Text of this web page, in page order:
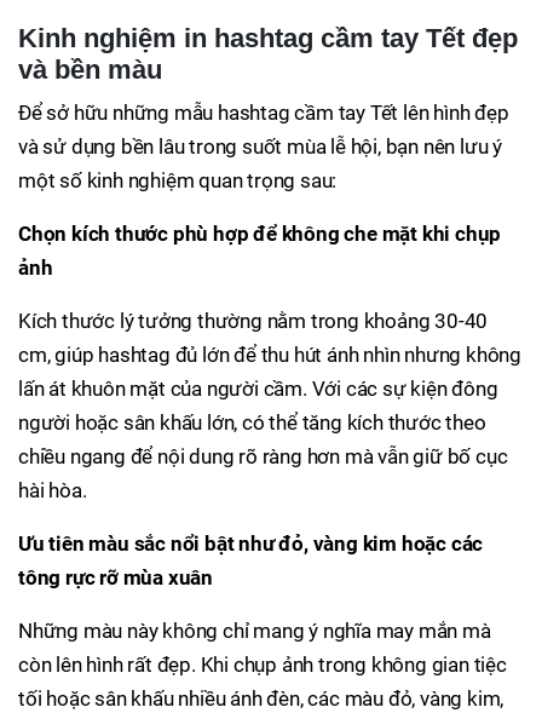
Kinh nghiệm in hashtag cầm tay Tết đẹp
và bền màu
Để sở hữu những mẫu hashtag cầm tay Tết lên hình đẹp
và sử dụng bền lâu trong suốt mùa lễ hội, bạn nên lưu ý
một số kinh nghiệm quan trọng sau:
Chọn kích thước phù hợp để không che mặt khi chụp
ảnh
Kích thước lý tưởng thường nằm trong khoảng 30-40
cm, giúp hashtag đủ lớn để thu hút ánh nhìn nhưng không
lấn át khuôn mặt của người cầm. Với các sự kiện đông
người hoặc sân khấu lớn, có thể tăng kích thước theo
chiều ngang để nội dung rõ ràng hơn mà vẫn giữ bố cục
hài hòa.
Ưu tiên màu sắc nổi bật như đỏ, vàng kim hoặc các
tông rực rỡ mùa xuân
Những màu này không chỉ mang ý nghĩa may mắn mà
còn lên hình rất đẹp. Khi chụp ảnh trong không gian tiệc
tối hoặc sân khấu nhiều ánh đèn, các màu đỏ, vàng kim,